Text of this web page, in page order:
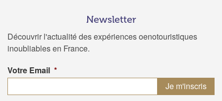
Newsletter
Découvrir l'actualité des expériences oenotouristiques
inoubliables en France.
Votre Email *